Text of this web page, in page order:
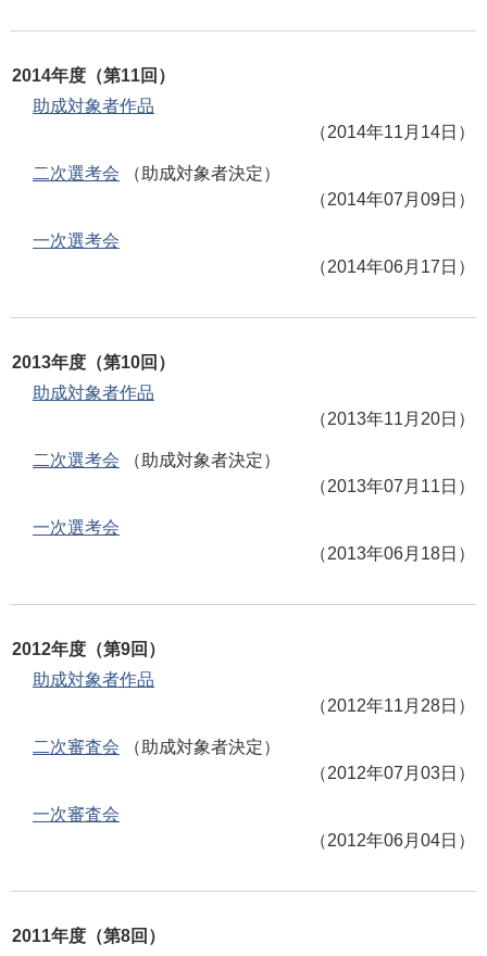
2014年度（第11回）
助成対象者作品
（2014年11月14日）
二次選考会 （助成対象者決定）
（2014年07月09日）
一次選考会
（2014年06月17日）
2013年度（第10回）
助成対象者作品
（2013年11月20日）
二次選考会 （助成対象者決定）
（2013年07月11日）
一次選考会
（2013年06月18日）
2012年度（第9回）
助成対象者作品
（2012年11月28日）
二次審査会 （助成対象者決定）
（2012年07月03日）
一次審査会
（2012年06月04日）
2011年度（第8回）